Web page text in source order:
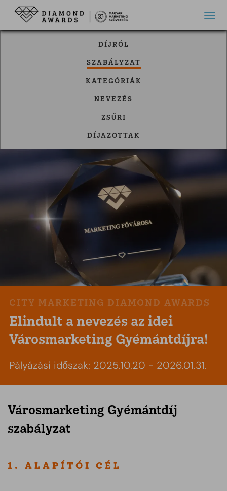
DÍJRÓL
SZABÁLYZAT
KATEGÓRIÁK
NEVEZÉS
ZSŰRI
DÍJAZOTTAK
CITY MARKETING DIAMOND AWARDS
Elindult a nevezés az idei
Városmarketing Gyémántdíjra!
Pályázási időszak: 2025.10.20 - 2026.01.31.
Városmarketing Gyémántdíj
szabályzat
1. ALAPÍTÓI CÉL